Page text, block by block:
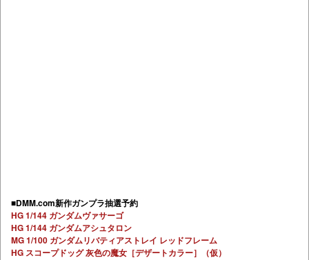
■DMM.com新作ガンプラ抽選予約
HG 1/144 ガンダムヴァサーゴ
HG 1/144 ガンダムアシュタロン
MG 1/100 ガンダムリバティアストレイ レッドフレーム
HG スコープドッグ 灰色の魔女［デザートカラー］（仮）